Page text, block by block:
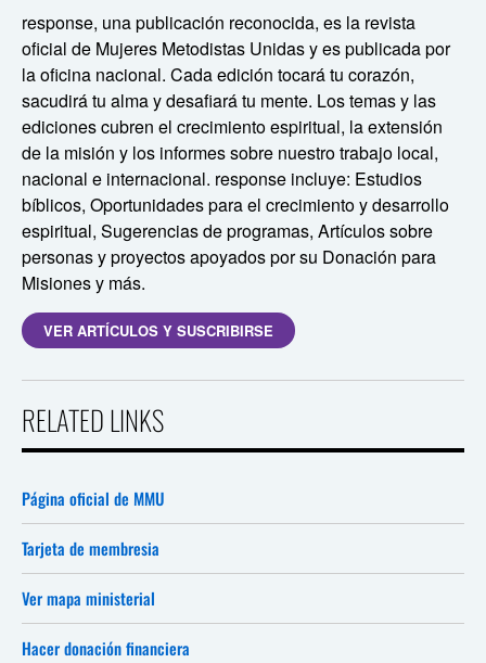
response, una publicación reconocida, es la revista
oficial de Mujeres Metodistas Unidas y es publicada por
la oficina nacional. Cada edición tocará tu corazón,
sacudirá tu alma y desafiará tu mente. Los temas y las
ediciones cubren el crecimiento espiritual, la extensión
de la misión y los informes sobre nuestro trabajo local,
nacional e internacional. response incluye: Estudios
bíblicos, Oportunidades para el crecimiento y desarrollo
espiritual, Sugerencias de programas, Artículos sobre
personas y proyectos apoyados por su Donación para
Misiones y más.
VER ARTÍCULOS Y SUSCRIBIRSE
RELATED LINKS
Página oficial de MMU
Tarjeta de membresia
Ver mapa ministerial
Hacer donación financiera